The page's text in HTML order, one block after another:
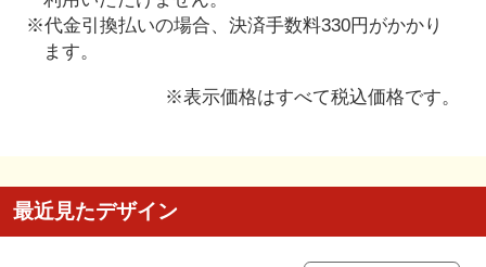
※代金引換払いの場合、決済手数料330円がかかり
ます。
※表示価格はすべて税込価格です。
最近見たデザイン